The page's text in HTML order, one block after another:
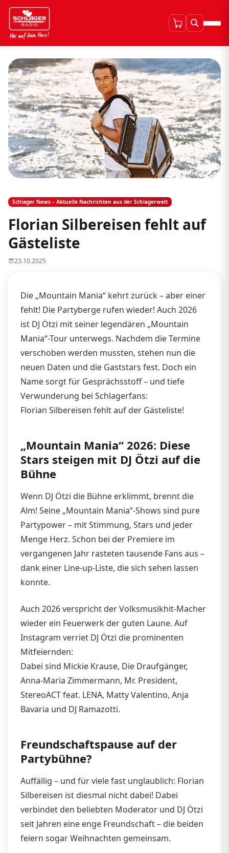
Schlager News – Aktuelle Nachrichten aus der Schlagerwelt
Florian Silbereisen fehlt auf
Gästeliste
23.10.2025
Die „Mountain Mania“ kehrt zurück – aber einer
fehlt! Die Partyberge rufen wieder! Auch 2026
ist DJ Ötzi mit seiner legendären „Mountain
Mania“-Tour unterwegs. Nachdem die Termine
verschoben werden mussten, stehen nun die
neuen Daten und die Gaststars fest. Doch ein
Name sorgt für Gesprächsstoff – und tiefe
Verwunderung bei Schlagerfans:
Florian Silbereisen fehlt auf der Gästeliste!
„Mountain Mania“ 2026: Diese
Stars steigen mit DJ Ötzi auf die
Bühne
Wenn DJ Ötzi die Bühne erklimmt, brennt die
Alm! Seine „Mountain Mania“-Shows sind pure
Partypower – mit Stimmung, Stars und jeder
Menge Herz. Schon bei der Premiere im
vergangenen Jahr rasteten tausende Fans aus –
dank einer Line-up-Liste, die sich sehen lassen
konnte.
Auch 2026 verspricht der Volksmusikhit-Macher
wieder ein Feuerwerk der guten Laune. Auf
Instagram verriet DJ Ötzi die prominenten
Mitfeiernden:
Dabei sind Mickie Krause, Die Draufgänger,
Anna-Maria Zimmermann, Mr. President,
StereoACT feat. LENA, Matty Valentino, Anja
Bavaria und DJ Ramazotti.
Freundschaftspause auf der
Partybühne?
Auffällig – und für viele fast unglaublich: Florian
Silbereisen ist diesmal nicht dabei! Dabei
verbindet den beliebten Moderator und DJ Ötzi
seit Jahren eine enge Freundschaft – die beiden
feiern sogar Weihnachten gemeinsam.